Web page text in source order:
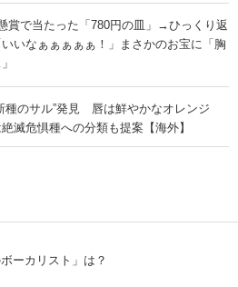
賞で当たった「780円の皿」→ひっくり返
なぁぁぁぁぁ！」まさかのお宝に「胸
種のサル”発見 唇は鮮やかなオレンジ
滅危惧種への分類も提案【海外】
ーカリスト」は？